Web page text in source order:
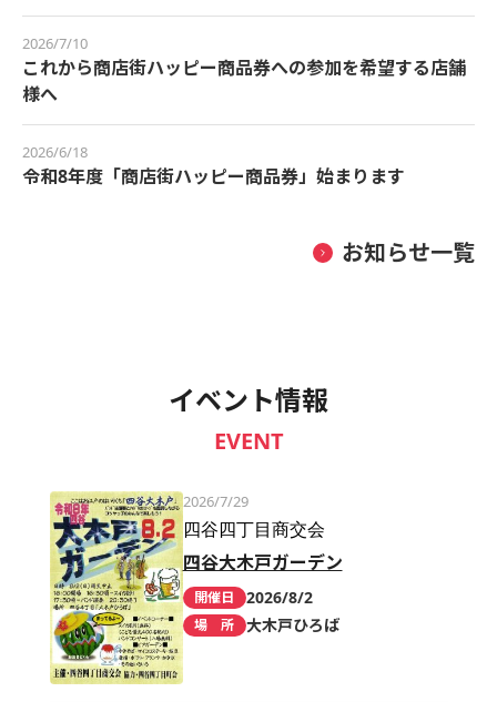
2026/7/10
これから商店街ハッピー商品券への参加を希望する店舗
様へ
2026/6/18
令和8年度「商店街ハッピー商品券」始まります
お知らせ一覧
イベント情報
EVENT
2026/7/29
四谷四丁目商交会
四谷大木戸ガーデン
開催日 2026/8/2
場 所 大木戸ひろば